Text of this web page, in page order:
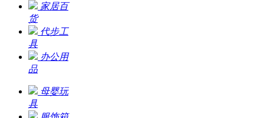
家居百
货
代步工
具
办公用
品
母婴玩
具